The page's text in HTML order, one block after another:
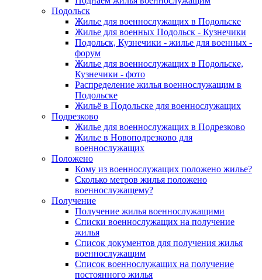
Подольск
Жилье для военнослужащих в Подольске
Жилье для военных Подольск - Кузнечики
Подольск, Кузнечики - жилье для военных -
форум
Жилье для военнослужащих в Подольске,
Кузнечики - фото
Распределение жилья военнослужащим в
Подольске
Жильё в Подольске для военнослужащих
Подрезково
Жилье для военнослужащих в Подрезково
Жилье в Новоподрезково для
военнослужащих
Положено
Кому из военнослужащих положено жилье?
Сколько метров жилья положено
военнослужащему?
Получение
Получение жилья военнослужащими
Списки военнослужащих на получение
жилья
Список документов для получения жилья
военнослужащим
Список военнослужащих на получение
постоянного жилья